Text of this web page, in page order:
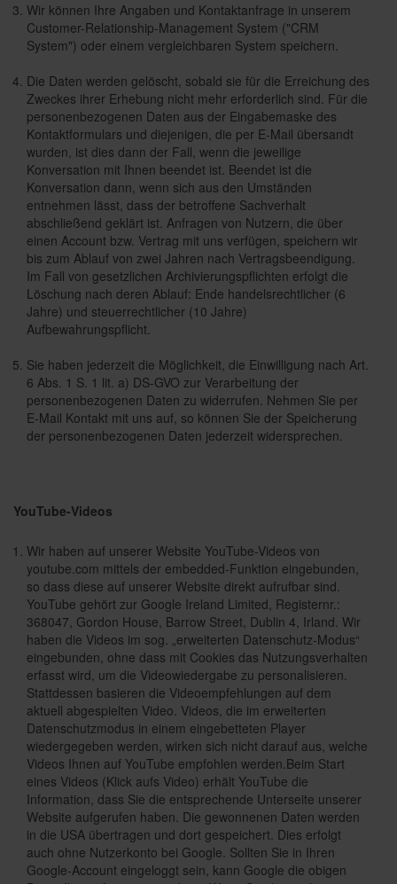
Wir können Ihre Angaben und Kontaktanfrage in unserem
Customer-Relationship-Management System ("CRM
System") oder einem vergleichbaren System speichern.
Die Daten werden gelöscht, sobald sie für die Erreichung des
Zweckes ihrer Erhebung nicht mehr erforderlich sind. Für die
personenbezogenen Daten aus der Eingabemaske des
Kontaktformulars und diejenigen, die per E-Mail übersandt
wurden, ist dies dann der Fall, wenn die jeweilige
Konversation mit Ihnen beendet ist. Beendet ist die
Konversation dann, wenn sich aus den Umständen
entnehmen lässt, dass der betroffene Sachverhalt
abschließend geklärt ist. Anfragen von Nutzern, die über
einen Account bzw. Vertrag mit uns verfügen, speichern wir
bis zum Ablauf von zwei Jahren nach Vertragsbeendigung.
Im Fall von gesetzlichen Archivierungspflichten erfolgt die
Löschung nach deren Ablauf: Ende handelsrechtlicher (6
Jahre) und steuerrechtlicher (10 Jahre)
Aufbewahrungspflicht.
Sie haben jederzeit die Möglichkeit, die Einwilligung nach Art.
6 Abs. 1 S. 1 lit. a) DS-GVO zur Verarbeitung der
personenbezogenen Daten zu widerrufen. Nehmen Sie per
E-Mail Kontakt mit uns auf, so können Sie der Speicherung
der personenbezogenen Daten jederzeit widersprechen.
YouTube-Videos
Wir haben auf unserer Website YouTube-Videos von
youtube.com mittels der embedded-Funktion eingebunden,
so dass diese auf unserer Website direkt aufrufbar sind.
YouTube gehört zur Google Ireland Limited, Registernr.:
368047, Gordon House, Barrow Street, Dublin 4, Irland. Wir
haben die Videos im sog. „erweiterten Datenschutz-Modus“
eingebunden, ohne dass mit Cookies das Nutzungsverhalten
erfasst wird, um die Videowiedergabe zu personalisieren.
Stattdessen basieren die Videoempfehlungen auf dem
aktuell abgespielten Video. Videos, die im erweiterten
Datenschutzmodus in einem eingebetteten Player
wiedergegeben werden, wirken sich nicht darauf aus, welche
Videos Ihnen auf YouTube empfohlen werden.Beim Start
eines Videos (Klick aufs Video) erhält YouTube die
Information, dass Sie die entsprechende Unterseite unserer
Website aufgerufen haben. Die gewonnenen Daten werden
in die USA übertragen und dort gespeichert. Dies erfolgt
auch ohne Nutzerkonto bei Google. Sollten Sie in Ihren
Google-Account eingeloggt sein, kann Google die obigen